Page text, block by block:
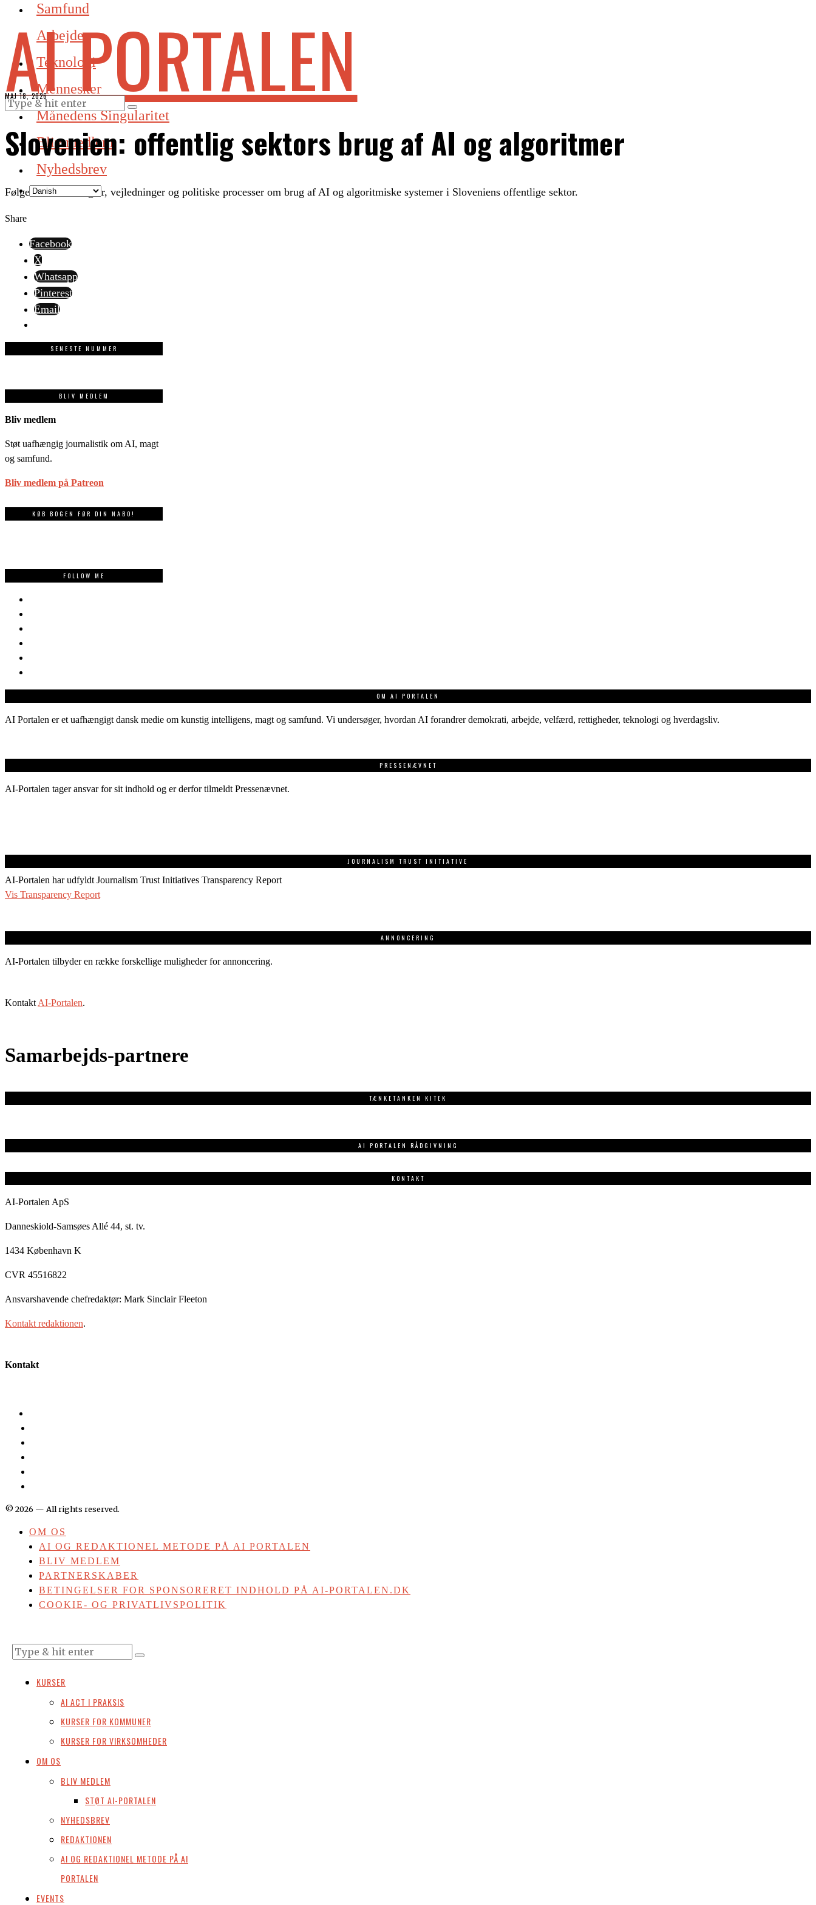
Samfund
Arbejde
Teknologi
Mennesker
Månedens Singularitet
Bliv medlem
Nyhedsbrev
AI PORTALEN
MAJ 18, 2026
Slovenien: offentlig sektors brug af AI og algoritmer
Følger nationale regler, vejledninger og politiske processer om brug af AI og algoritmiske systemer i Sloveniens offentlige sektor.
Share
Facebook
X
Whatsapp
Pinterest
Email
SENESTE NUMMER
BLIV MEDLEM
Bliv medlem
Støt uafhængig journalistik om AI, magt
og samfund.
Bliv medlem på Patreon
KØB BOGEN FØR DIN NABO!
FOLLOW ME
OM AI PORTALEN
AI Portalen er et uafhængigt dansk medie om kunstig intelligens, magt og samfund. Vi undersøger, hvordan AI forandrer demokrati, arbejde, velfærd, rettigheder, teknologi og hverdagsliv.
PRESSENÆVNET
AI-Portalen tager ansvar for sit indhold og er derfor tilmeldt Pressenævnet.
JOURNALISM TRUST INITIATIVE
AI-Portalen har udfyldt Journalism Trust Initiatives Transparency Report
Vis Transparency Report
ANNONCERING
AI-Portalen tilbyder en række forskellige muligheder for annoncering.
Kontakt AI-Portalen.
Samarbejds-partnere
TÆNKETANKEN KITEK
AI PORTALEN RÅDGIVNING
KONTAKT
AI-Portalen ApS
Danneskiold-Samsøes Allé 44, st. tv.
1434 København K
CVR 45516822
Ansvarshavende chefredaktør: Mark Sinclair Fleeton
Kontakt redaktionen.
Kontakt
©2026 — All rights reserved.
OM OS
AI OG REDAKTIONEL METODE PÅ AI PORTALEN
BLIV MEDLEM
PARTNERSKABER
BETINGELSER FOR SPONSORERET INDHOLD PÅ AI-PORTALEN.DK
COOKIE- OG PRIVATLIVSPOLITIK
KURSER
AI ACT I PRAKSIS
KURSER FOR KOMMUNER
KURSER FOR VIRKSOMHEDER
OM OS
BLIV MEDLEM
STØT AI-PORTALEN
NYHEDSBREV
REDAKTIONEN
AI OG REDAKTIONEL METODE PÅ AI
PORTALEN
EVENTS